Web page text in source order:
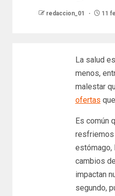
redaccion_01 11
La salud
menos,
malestar
ofertas
Es común
resfriemos
estómago,
cambios
impactan
segundo,